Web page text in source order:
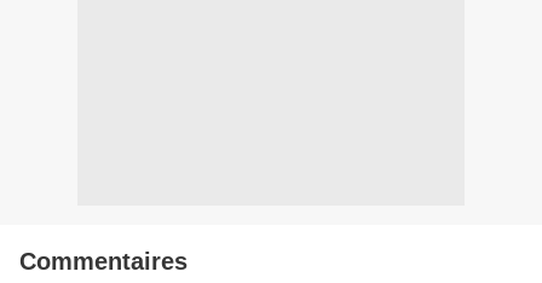
Commentaires